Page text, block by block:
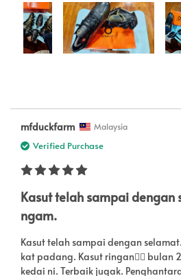
mfduckfarm Malaysia
Verified Purchase
Kasut telah sampai dengan
ngam.
Kasut telah sampai dengan
kat padang. Kasut ringan👍🏻 bulan
kedai ni. Terbaik jugak.